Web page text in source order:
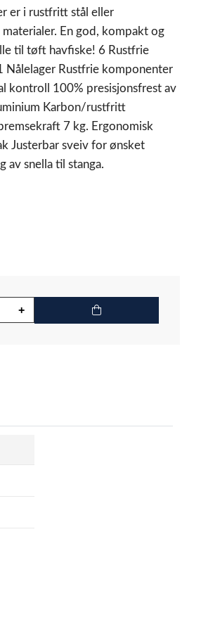
er i rustfritt stål eller
En god, kompakt og
til tøft havfiske! 6 Rustfrie
Nålelager Rustfrie komponenter
kontroll 100% presisjonsfrest av
Karbon/rustfritt
7 kg. Ergonomisk
Justerbar sveiv for ønsket
av snella til stanga.